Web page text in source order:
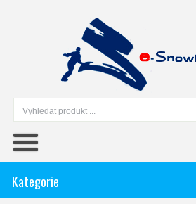
Kategorie